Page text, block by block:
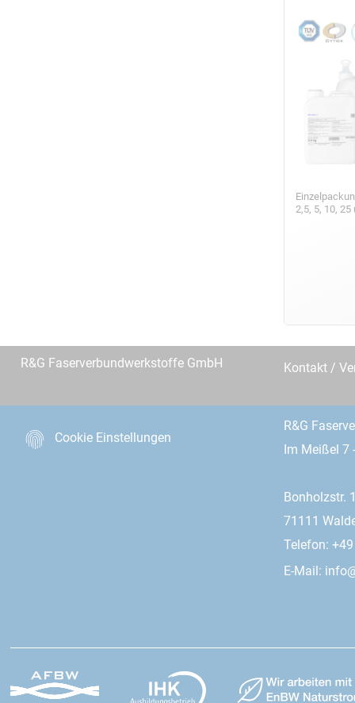
2,5, 5, 10,
R&G Faserverbundwerkstoffe GmbH Kontakt /
Cookie Einstellungen
R&G
Im Meißel 7
Bonholzstr.
71111
Telefon:
E-Mail: